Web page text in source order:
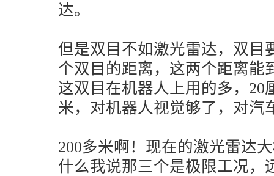
达。
但是双目不如激光雷达，双目
个双目的距离，这两个距离能
这双目在机器人上用的多，20
米，对机器人视觉够了，对汽
200多米啊！现在的激光雷达
什么我说那三个是极限工况，